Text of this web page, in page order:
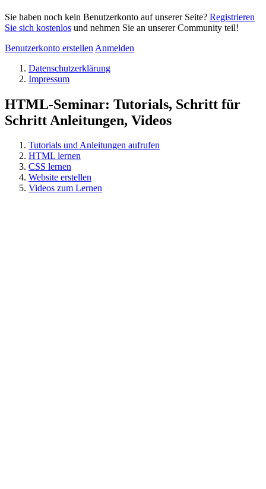
Sie haben noch kein Benutzerkonto auf unserer Seite? Registrieren
Sie sich kostenlos und nehmen Sie an unserer Community teil!
Benutzerkonto erstellen Anmelden
Datenschutzerklärung
Impressum
HTML-Seminar: Tutorials, Schritt für
Schritt Anleitungen, Videos
Tutorials und Anleitungen aufrufen
HTML lernen
CSS lernen
Website erstellen
Videos zum Lernen